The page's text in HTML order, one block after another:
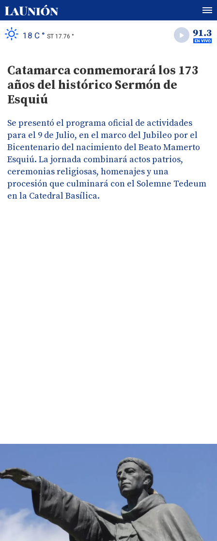
18 C ° ST 17.76 °
Catamarca conmemorará los 173
años del histórico Sermón de
Esquiú
Se presentó el programa oficial de actividades
para el 9 de Julio, en el marco del Jubileo por el
Bicentenario del nacimiento del Beato Mamerto
Esquiú. La jornada combinará actos patrios,
ceremonias religiosas, homenajes y una
procesión que culminará con el Solemne Tedeum
en la Catedral Basílica.